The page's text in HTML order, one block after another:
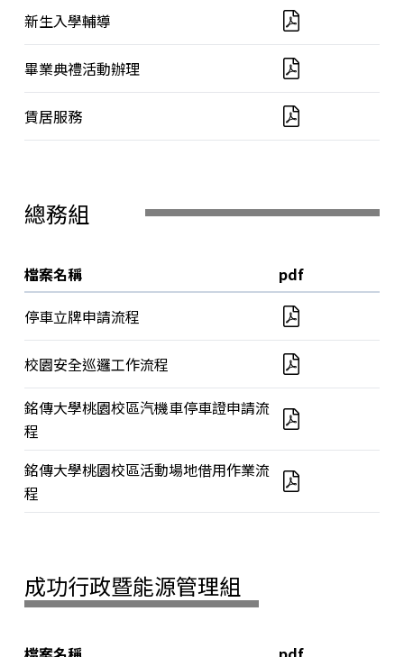
新生入學輔導
畢業典禮活動辦理
賃居服務
總務組
檔案名稱
pdf
停車立牌申請流程
校園安全巡邏工作流程
銘傳大學桃園校區汽機車停車證申請流
程
銘傳大學桃園校區活動場地借用作業流
程
成功行政暨能源管理組